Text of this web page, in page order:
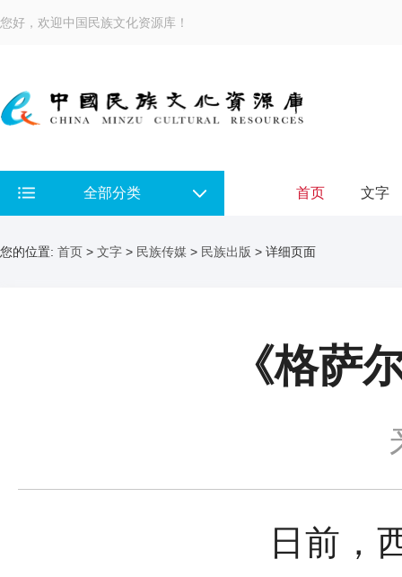
您好，欢迎中国民族文化资源库！
全部分类 首页 文字
您的位置: 首页 > 文字 > 民族传媒 > 民族出版 > 详细页面
《格萨
日前，西